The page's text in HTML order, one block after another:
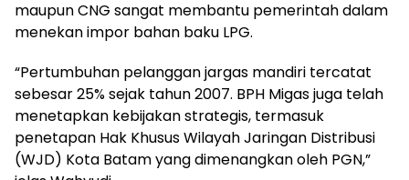
maupun CNG sangat membantu pemerintah dalam
menekan impor bahan baku LPG.
“Pertumbuhan pelanggan jargas mandiri tercatat
sebesar 25% sejak tahun 2007. BPH Migas juga telah
menetapkan kebijakan strategis, termasuk
penetapan Hak Khusus Wilayah Jaringan Distribusi
(WJD) Kota Batam yang dimenangkan oleh PGN,”